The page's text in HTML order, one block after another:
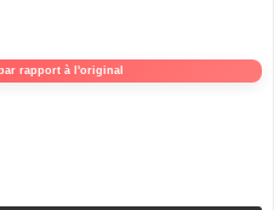
rapport à l'original